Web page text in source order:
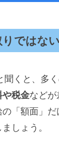
ではな
聞くと、多
や税金など
「額面」
しょう。